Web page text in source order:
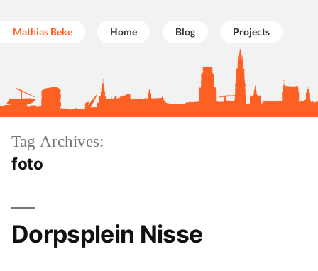
Mathias Beke Home Blog Projects
Tag Archives:
foto
Dorpsplein Nisse